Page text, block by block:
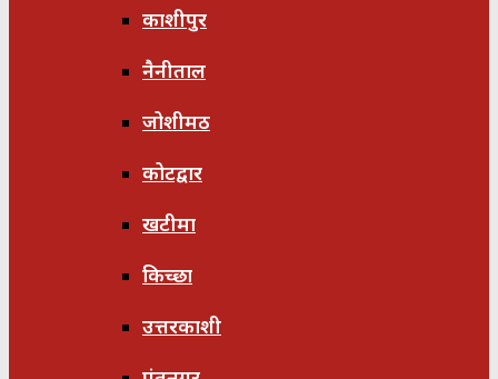
काशीपुर
नैनीताल
जोशीमठ
कोटद्वार
खटीमा
किच्छा
उत्तरकाशी